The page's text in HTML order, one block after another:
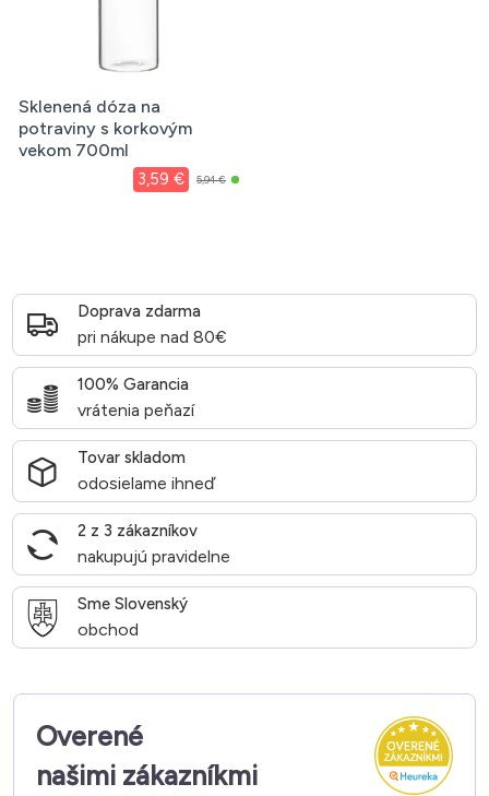
Sklenená dóza na
potraviny s korkovým
vekom 700ml
3,59 € 5,94 €
Doprava zdarma
pri nákupe nad 80€
100% Garancia
vrátenia peňazí
Tovar skladom
odosielame ihneď
2 z 3 zákazníkov
nakupujú pravidelne
Sme Slovenský
obchod
Overené
našimi zákazníkmi